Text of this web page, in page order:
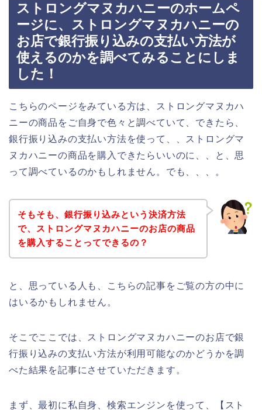
ストロングマヌカハニーのホームペ
ージに、ストロングマヌカハニーの
お店で銀行振り込みの支払い方法が
使えるのかを調べてみることにしま
した！
こちらのページをみている方は、ストロングマヌカハ
ニーの商品をご自身で色々と調べていて、できたら、
銀行振り込みの支払い方法を使って、、ストロングマ
ヌカハニーの商品を購入できたらいいのに、、と、思
って調べているのかもしれません。でも、、、。
そもそも、銀行振り込みという決済方法
で、ストロングマヌカハニーのお店の商品
を購入することってできるの？
と、思っている人も、こちらの記事をご覧の方の中に
はいるかもしれません。
そこでここでは、ストロングマヌカハニーのお店で銀
行振り込みの支払い方法が利用可能なのかどうかを調
べた結果を記事にさせていただきます。
まず、最初に私自身、検索エンジンを使って、【スト